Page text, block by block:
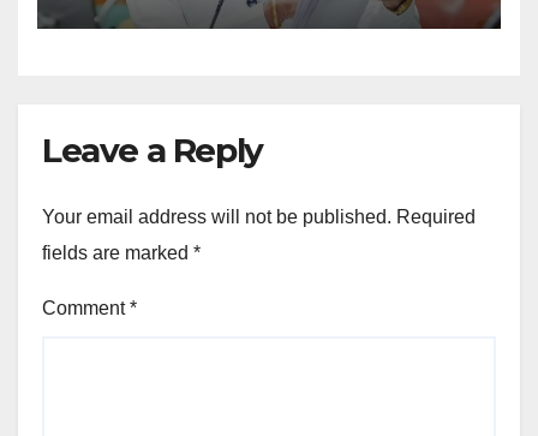
Leave a Reply
Your email address will not be published. Required
fields are marked *
Comment*